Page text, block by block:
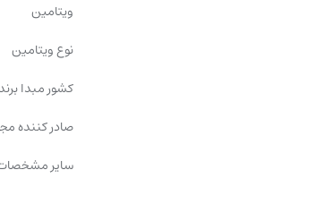
ویتامین
نوع ویتامین
کشور مبدا برند
صادر کننده
سایر